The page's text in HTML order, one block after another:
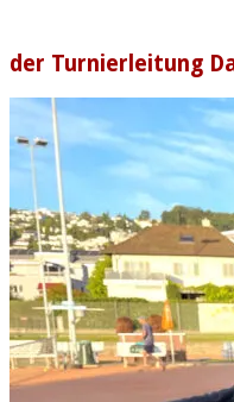
der Turnierleitung